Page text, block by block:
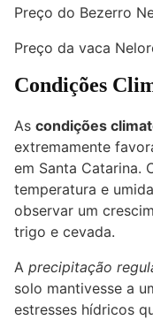
Preço do Bezerro
Preço da vaca
Condições
As condições
extremamente
em Santa Catarina.
temperatura e
observar um
trigo e cevada.
A precipitação
solo mantivesse a
estresses hídricos